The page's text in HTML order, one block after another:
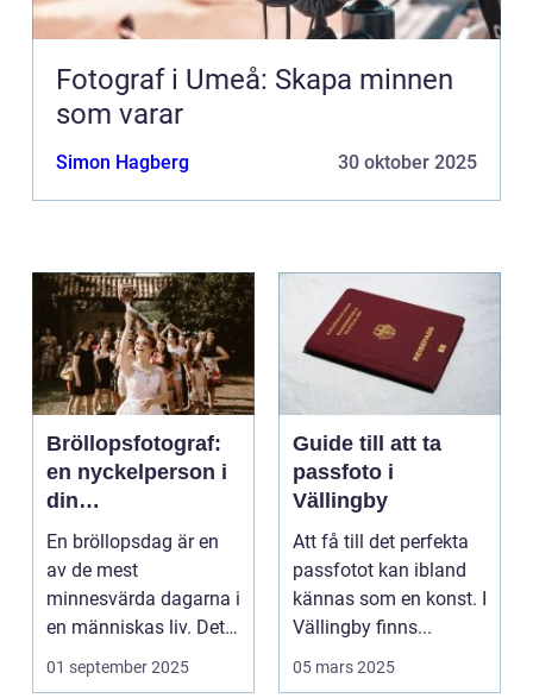
Fotograf i Umeå: Skapa minnen
som varar
Simon Hagberg 30 oktober 2025
Bröllopsfotograf:
en nyckelperson i
din
bröllopsberättelse
En bröllopsdag är en
av de mest
minnesvärda dagarna i
en människas liv. Det
&aum...
01 september 2025
Guide till att ta
passfoto i
Vällingby
Att få till det perfekta
passfotot kan ibland
kännas som en konst. I
Vällingby finns...
05 mars 2025